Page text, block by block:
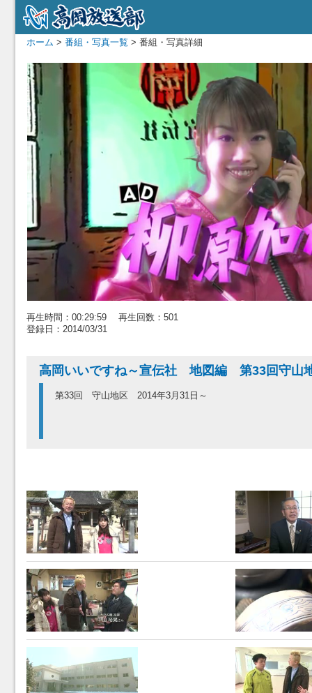
ホーム > 番組・写真一覧 > 番組・写真詳細
再生時間：00:29:59 再生回数：501
登録日：2014/03/31
高岡いいですね～宣伝社 地図編 第33回守山
第33回 守山地区 2014年3月31日～